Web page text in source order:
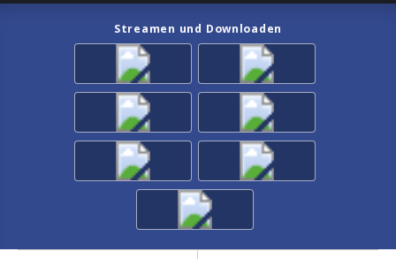
Streamen und Downloaden